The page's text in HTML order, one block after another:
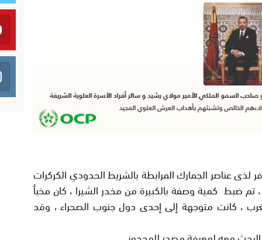
لذى عناصر الجمارك المرابطة بالشريط الحدودي الكركرات
، تم ضبط كمية وصفة بالكبيرة من مخدر الشيرا ، كان مخبأ
، كانت متوجهة إلى إحدى دول جنوب الصحراء ، وقد